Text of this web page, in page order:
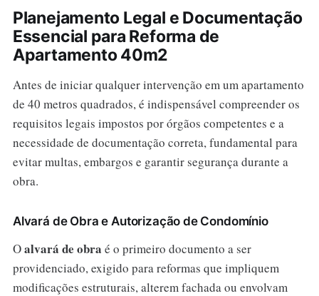
Planejamento Legal e Documentação
Essencial para Reforma de
Apartamento 40m2
Antes de iniciar qualquer intervenção em um apartamento
de 40 metros quadrados, é indispensável compreender os
requisitos legais impostos por órgãos competentes e a
necessidade de documentação correta, fundamental para
evitar multas, embargos e garantir segurança durante a
obra.
Alvará de Obra e Autorização de Condomínio
Oalvará de obra é o primeiro documento a ser
providenciado, exigido para reformas que impliquem
modificações estruturais, alterem fachada ou envolvam